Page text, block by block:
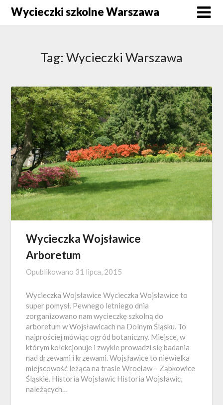
SkipWycieczki szkolne Warszawa
Tag: Wycieczki Warszawa
Wycieczka Wojsławice
Arboretum
Opublikowano 31 lipca, 2015
Wycieczka Wojsławice Wycieczka Wojsławice to
super pomysł. Pewnego letniego dnia
zorganizowano nam wycieczkę szkolną do
arboretum w Wojsławicach na Dolnym Śląsku. To
najprościej mówiąc ogród botaniczny. Miejsce, w
którym kolekcjonuje i zwykle prowadzi się badania
nad drzewami i krzewami. Wojsławice to niewielka
miejscowość leżąca na trasie Wrocław – Ząbkowice
Śląskie. Historia Wojsławic Historia Wojsławic,
należących…